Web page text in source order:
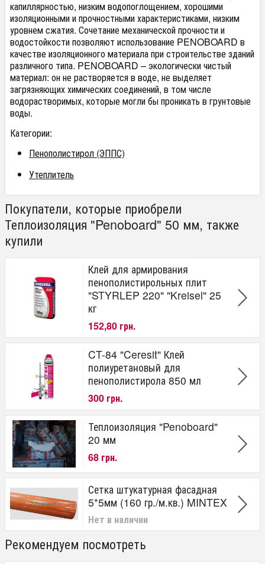
капиллярностью, низким водопоглощением, хорошими
изоляционными и прочностными характеристиками, низким
уровнем сжатия. Сочетание механической прочности и
водостойкости позволяют использование PENOBOARD в
качестве изоляционного материала при строительстве зданий
различного типа. PENOBOARD – экологически чистый
материал: он не растворяется в воде, не выделяет
загрязняющих химических соединений, в том числе
водорастворимых, которые могли бы проникать в грунтовые
воды.
Категории:
Пенополистирол (ЭППС)
Утеплитель
Покупатели, которые приобрели
Теплоизоляция "Penoboard" 50 мм, также
купили
Клей для армирования
пенополистирольных плит
"STYRLEP 220" "Kreisel" 25
кг
152,80 грн.
CT-84 "Ceresit" Клей
полиуретановый для
пенополистирола 850 мл
300 грн.
Теплоизоляция "Penoboard"
20 мм
68 грн.
Сетка штукатурная фасадная
5*5мм (160 гр./м.кв.) MINTEX
Нет в наличии
Рекомендуем посмотреть